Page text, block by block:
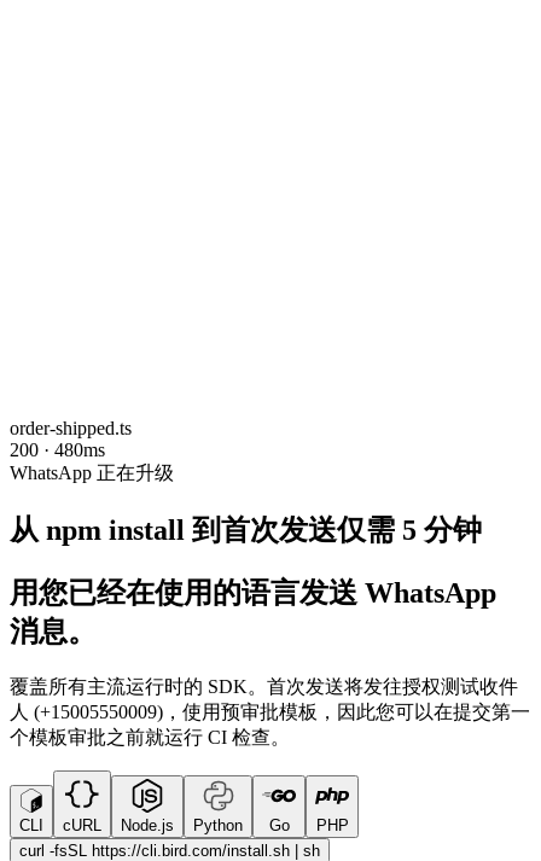
order-shipped.ts
200 · 480ms
WhatsApp 正在升级
从 npm install 到首次发送仅需 5 分钟
用您已经在使用的语言发送 WhatsApp
消息。
覆盖所有主流运行时的 SDK。首次发送将发往授权测试收件
人 (+15005550009)，使用预审批模板，因此您可以在提交第一
个模板审批之前就运行 CI 检查。
CLI cURL Node.js Python Go
PHP
curl -fsSL https://cli.bird.com/install.sh | sh